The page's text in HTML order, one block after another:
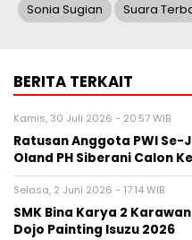
Sonia Sugian Suara
BERITA TERKAIT
Kamis, 30 Juli 2026 - 20:57 WIB
Ratusan Anggota PWI
Oland PH Siberani Calon
Selasa, 2 Juni 2026 - 17:14 WIB
SMK Bina Karya 2
Dojo Painting Isuzu 2026